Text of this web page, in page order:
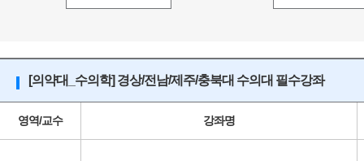
[의약대_수의학] 경상/전남/제주/충북대 수의대 필수강좌
영역/교수 강좌명